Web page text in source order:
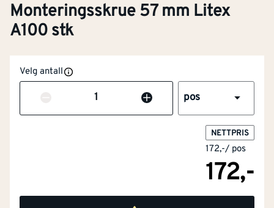
Monteringsskrue 57 mm Litex
A100 stk
Velg antall
Antall pos
NETTPRIS
172,-/ pos
172,-